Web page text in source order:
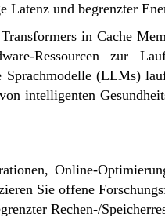
und begrenzter
in Cache
Ressourcen zur
Sprachmodelle (LLMs)
intelligenten
Online-
Sie offene
Rechen-/